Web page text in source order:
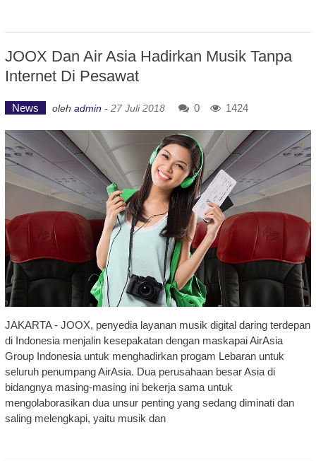
JOOX Dan Air Asia Hadirkan Musik Tanpa
Internet Di Pesawat
News oleh admin - 27 Juli 2018 0 1424
JAKARTA - JOOX, penyedia layanan musik digital daring terdepan
di Indonesia menjalin kesepakatan dengan maskapai AirAsia
Group Indonesia untuk menghadirkan progam Lebaran untuk
seluruh penumpang AirAsia. Dua perusahaan besar Asia di
bidangnya masing-masing ini bekerja sama untuk
mengolaborasikan dua unsur penting yang sedang diminati dan
saling melengkapi, yaitu musik dan